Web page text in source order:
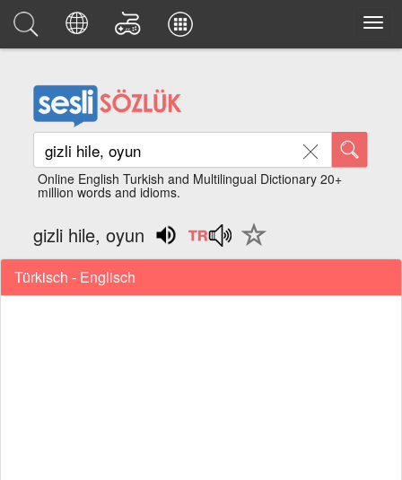
Online English Turkish and Multilingual Dictionary 20+
million words and idioms.
gizli hile, oyun
Türkisch - Englisch